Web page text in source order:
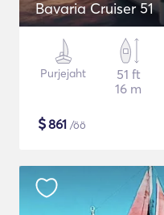
Bavaria Cruiser 51
Purjejaht
51 ft
16 m
$861 /öö